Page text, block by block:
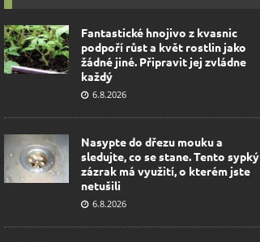
Fantastické hnojivo z kvasnic
podpoří růst a květ rostlin jako
žádné jiné. Připravit jej zvládne
každý
6.8.2026
Nasypte do dřezu mouku a
sledujte, co se stane. Tento sypký
zázrak má využití, o kterém jste
netušili
6.8.2026